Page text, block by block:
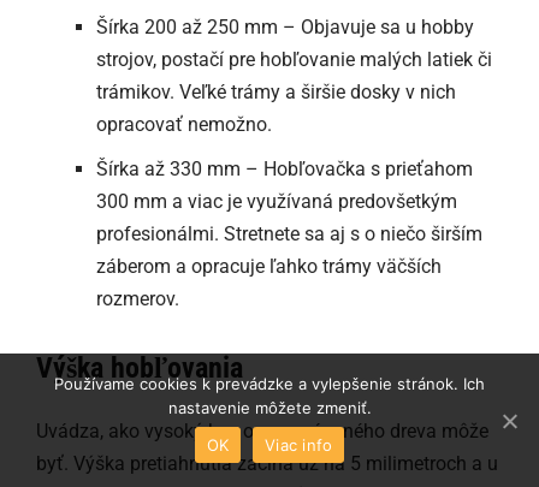
Šírka 200 až 250 mm – Objavuje sa u hobby
strojov, postačí pre hobľovanie malých latiek či
trámikov. Veľké trámy a širšie dosky v nich
opracovať nemožno.
Šírka až 330 mm – Hobľovačka s prieťahom
300 mm a viac je využívaná predovšetkým
profesionálmi. Stretnete sa aj s o niečo širším
záberom a opracuje ľahko trámy väčších
rozmerov.
Výška hobľovania
Uvádza, ako vysoký kus opracovávaného dreva môže
byť. Výška pretiahnutia začína už na 5 milimetroch a u
Používame cookies k prevádzke a vylepšenie stránok. Ich
nastavenie môžete zmeniť.
OK
Viac info